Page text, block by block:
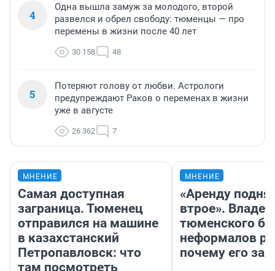
4
Одна вышла замуж за молодого, второй
развелся и обрел свободу: тюменцы — про
перемены в жизни после 40 лет
30 158 48
5
Потеряют голову от любви. Астрологи
предупреждают Раков о переменах в жизни
уже в августе
26 362 7
МНЕНИЕ
Самая доступная
заграница. Тюменец
отправился на машине
в казахстанский
Петропавловск: что
там посмотреть
МНЕНИЕ
«Аренду
втрое».
тюменского
неформалов
почему его